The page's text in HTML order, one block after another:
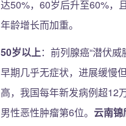
达50%，60岁后升至60%，
年龄增长而加重。
50岁以上：前列腺癌“潜伏威
早期几乎无症状，进展缓慢
高，我国每年新发病例超12
男性恶性肿瘤第6位。 云南